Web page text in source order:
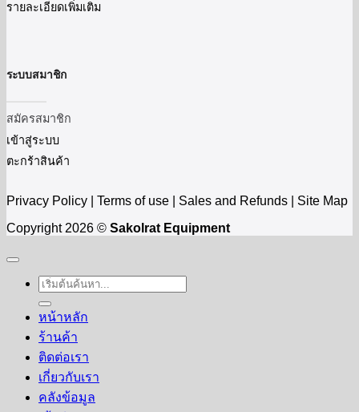
รายละเอียดเพิ่มเติม
ระบบสมาชิก
สมัครสมาชิก
เข้าสู่ระบบ
ตะกร้าสินค้า
Privacy Policy | Terms of use | Sales and Refunds | Site Map
Copyright 2026 © Sakolrat Equipment
ค้นหา:
หน้าหลัก
ร้านค้า
ติดต่อเรา
เกี่ยวกับเรา
คลังข้อมูล